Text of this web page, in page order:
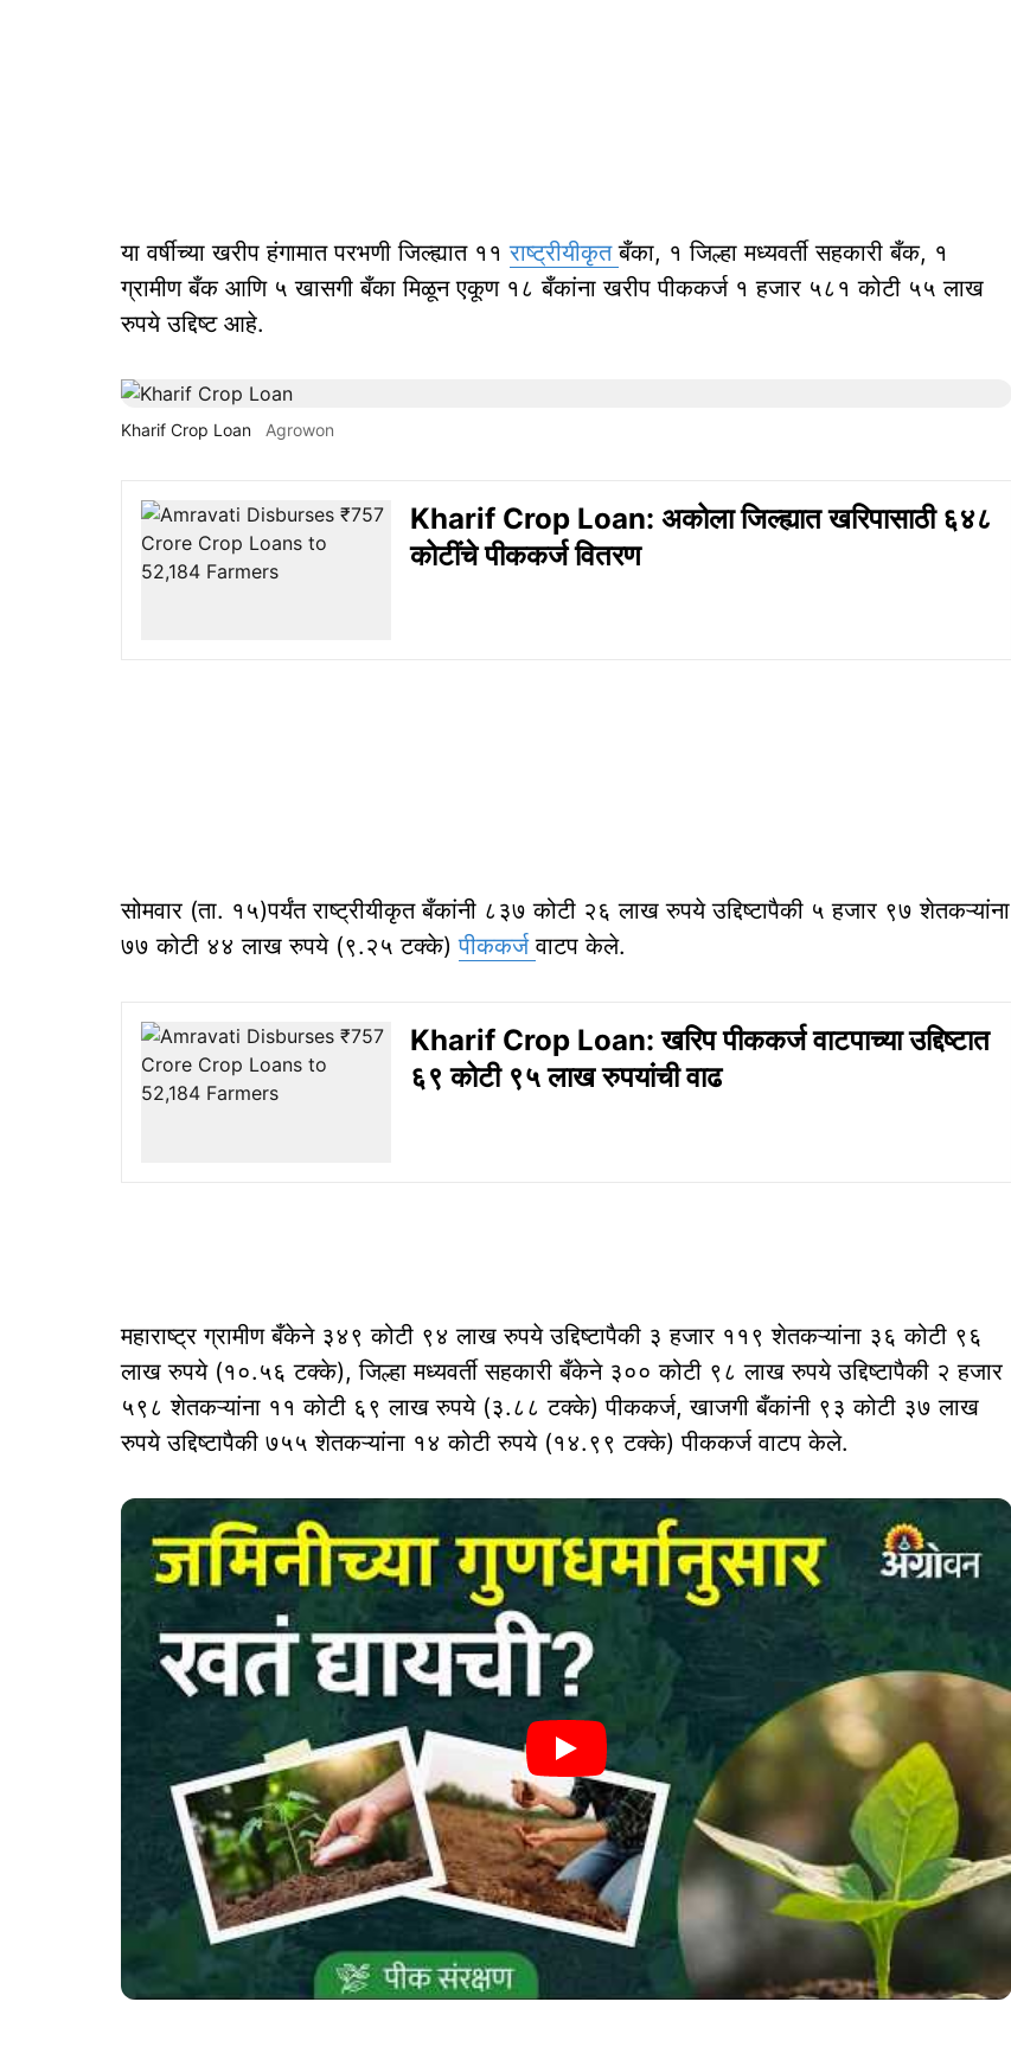
या वर्षीच्या खरीप हंगामात परभणी जिल्ह्यात ११राष्ट्रीयीकृतबँका, १ जिल्हा मध्यवर्ती सहकारी बँक, १
ग्रामीण बँक आणि ५ खासगी बँका मिळून एकूण १८ बँकांना खरीप पीककर्ज १ हजार ५८१ कोटी ५५ लाख
रुपये उद्दिष्ट आहे.
Kharif Crop Loan Agrowon
Kharif Crop Loan: अकोला जिल्ह्यात खरिपासाठी ६४८
कोटींचे पीककर्ज वितरण
सोमवार (ता. १५)पर्यंत राष्ट्रीयीकृत बँकांनी ८३७ कोटी २६ लाख रुपये उद्दिष्टापैकी ५ हजार ९७ शेतकऱ्यांना
७७ कोटी ४४ लाख रुपये (९.२५ टक्के)पीककर्जवाटप केले.
Kharif Crop Loan: खरिप पीककर्ज वाटपाच्या उद्दिष्टात
६९ कोटी ९५ लाख रुपयांची वाढ
महाराष्ट्र ग्रामीण बँकेने ३४९ कोटी ९४ लाख रुपये उद्दिष्टापैकी ३ हजार ११९ शेतकऱ्यांना ३६ कोटी ९६
लाख रुपये (१०.५६ टक्के), जिल्हा मध्यवर्ती सहकारी बँकेने ३०० कोटी ९८ लाख रुपये उद्दिष्टापैकी २ हजार
५९८ शेतकऱ्यांना ११ कोटी ६९ लाख रुपये (३.८८ टक्के) पीककर्ज, खाजगी बँकांनी ९३ कोटी ३७ लाख
रुपये उद्दिष्टापैकी ७५५ शेतकऱ्यांना १४ कोटी रुपये (१४.९९ टक्के) पीककर्ज वाटप केले.